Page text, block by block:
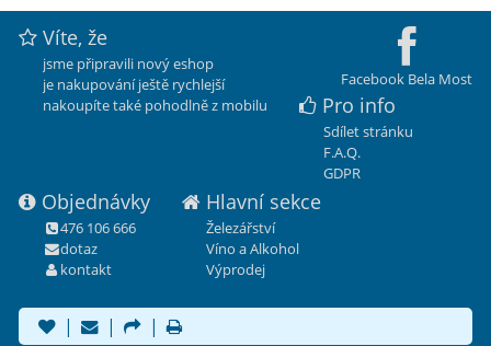
Facebook Bela Most
Víte, že
jsme připravili nový eshop
je nakupování ještě rychlejší
nakoupíte také pohodlně z mobilu
Pro info
Sdílet stránku
F.A.Q.
GDPR
Objednávky
476 106 666
dotaz
kontakt
Hlavní sekce
Železářství
Víno a Alkohol
Výprodej
| | |